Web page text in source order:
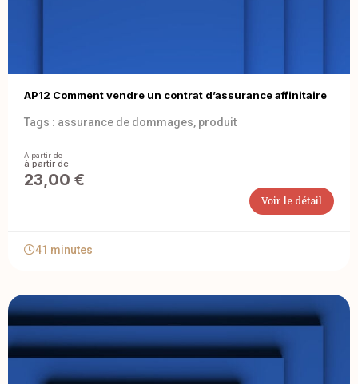
AP12 Comment vendre un contrat d’assurance affinitaire
Tags : assurance de dommages, produit
À partir de
23,00 €
Voir le détail
41 minutes